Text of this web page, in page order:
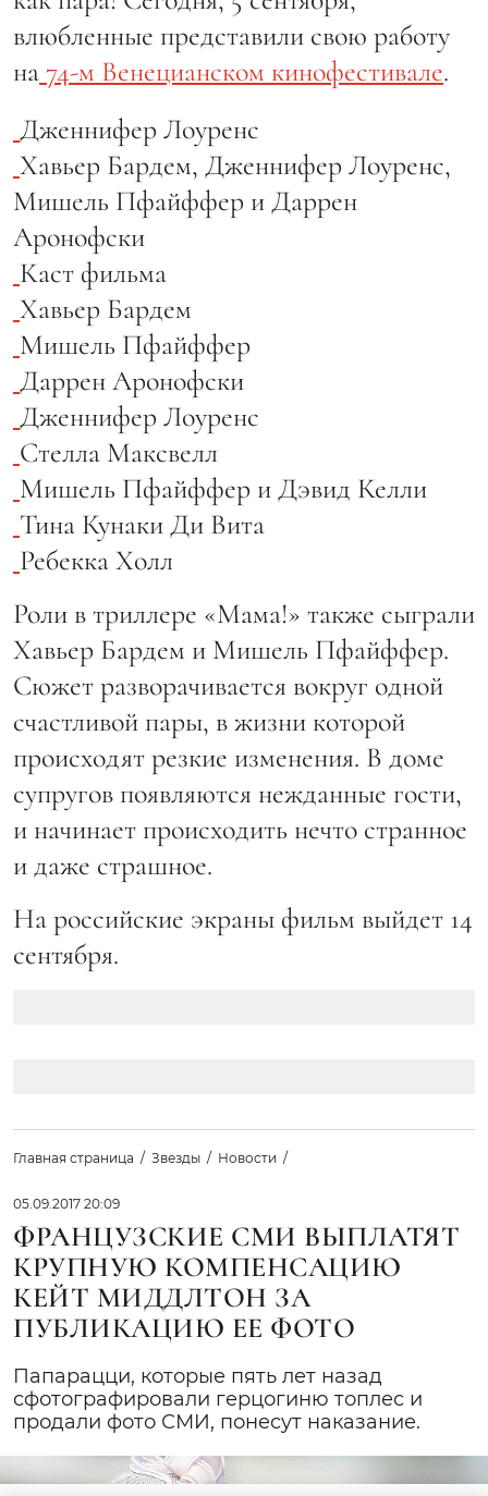
влюбленные представили свою работу
на74-м Венецианском кинофестивале.
Дженнифер Лоуренс
Хавьер Бардем, Дженнифер Лоуренс,
Мишель Пфайффер и Даррен
Аронофски
Каст фильма
Хавьер Бардем
Мишель Пфайффер
Даррен Аронофски
Дженнифер Лоуренс
Стелла Максвелл
Мишель Пфайффер и Дэвид Келли
Тина Кунаки Ди Вита
Ребекка Холл
Роли в триллере «Мама!» также сыграли
Хавьер Бардем и Мишель Пфайффер.
Сюжет разворачивается вокруг одной
счастливой пары, в жизни которой
происходят резкие изменения. В доме
супругов появляются нежданные гости,
и начинает происходить нечто странное
и даже страшное.
На российские экраны фильм выйдет 14
сентября.
Главная страница Звезды Новости
05.09.2017 20:09
ФРАНЦУЗСКИЕ СМИ ВЫПЛАТЯТ
КРУПНУЮ КОМПЕНСАЦИЮ
КЕЙТ МИДДЛТОН ЗА
ПУБЛИКАЦИЮ ЕЕ ФОТО
Папарацци, которые пять лет назад
сфотографировали герцогиню топлес и
продали фото СМИ, понесут наказание.